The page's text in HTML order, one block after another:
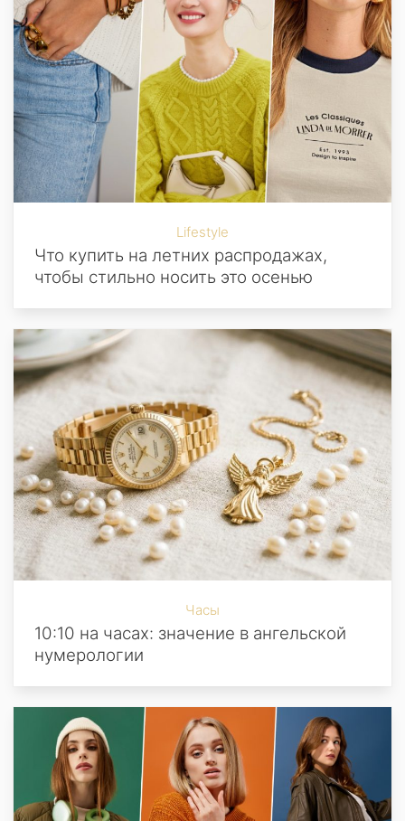
Lifestyle
Что купить на летних распродажах,
чтобы стильно носить это осенью
Часы
10:10 на часах: значение в ангельской
нумерологии